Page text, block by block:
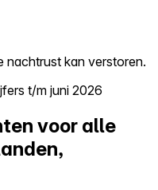
nachtrust kan verstoren.
t/m juni 2026
voor alle